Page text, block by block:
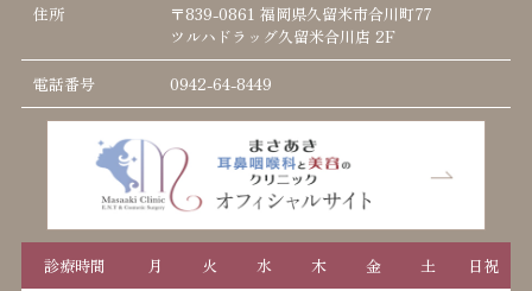
住所
〒839-0861 福岡県久留米市合川町77
ツルハドラッグ久留米合川店 2F
電話番号 0942-64-8449
診療時間 月 火 水 木 金 土 日祝